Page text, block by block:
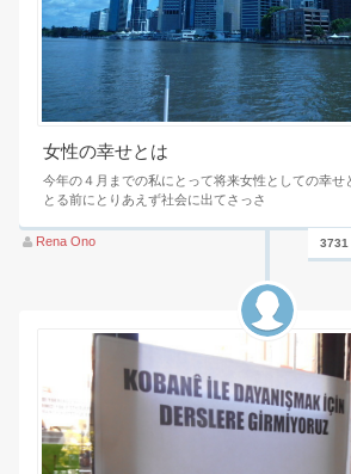
女性の幸せとは
今年の４月までの私にとって将来女性としての幸せ
とる前にとりあえず社会に出てさっさ
Rena Ono